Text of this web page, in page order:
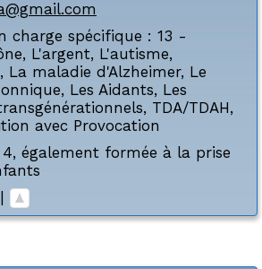
charge spécifique : 13 -
, L'argent, L'autisme,
, La maladie d'Alzheimer, Le
, Les Aidants, Les
, TDA/TDAH,
avec Provocation
également formée à la prise
|